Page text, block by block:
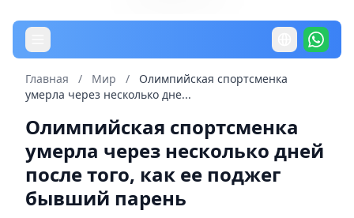
Главная / Мир /
Олимпийская спортсменка
умерла через несколько дне...
Олимпийская спортсменка
умерла через несколько дней
после того, как ее поджег
бывший парень